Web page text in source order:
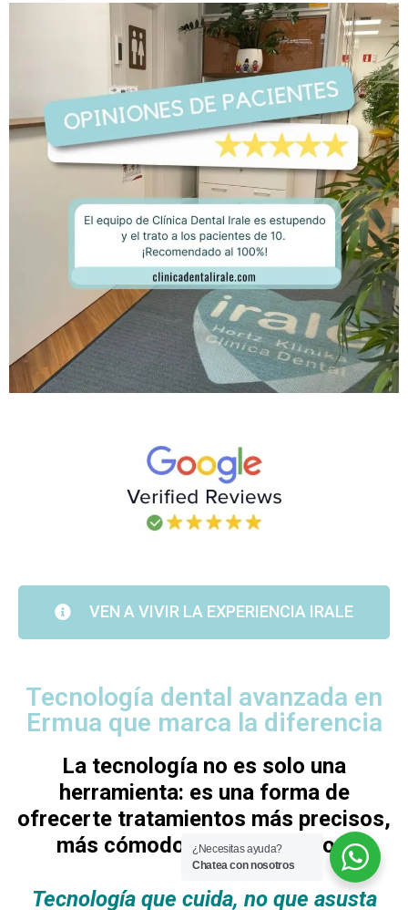
VEN A VIVIR LA EXPERIENCIA IRALE
Tecnología dental avanzada en
Ermua que marca la diferencia
La tecnología no es solo una
herramienta: es una forma de
ofrecerte tratamientos más precisos,
más cómodos y más seguros.
Tecnología que cuida, no que asusta
¿Necesitas ayuda?
Chatea con nosotros